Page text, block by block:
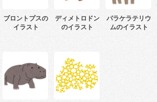
ブロントプスの
イラスト
ディメトロドン
のイラスト
パラケラテリウ
ムのイラスト